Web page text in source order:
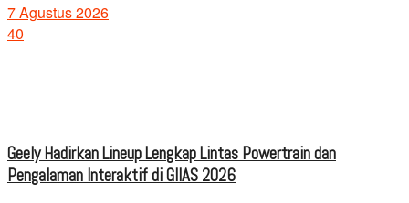
7 Agustus 2026
40
Geely Hadirkan Lineup Lengkap Lintas Powertrain dan
Pengalaman Interaktif di GIIAS 2026